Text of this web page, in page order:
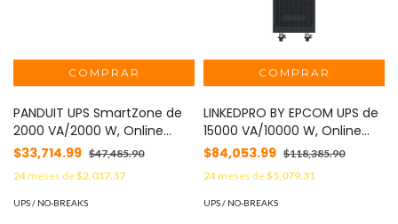
PANDUIT UPS SmartZone de
2000 VA/2000 W, Online
Doble Conversión, Entrada
120 Vca NEMA 5-20P, Onda
Senoidal Pura, 2 UR, Con 6
Tomas NEMA 5-20R, Incluye
$33,714.99 $47,485.90
24meses de$2,037.37
UPS / NO-BREAKS
LINKEDPRO BY EPCOM UPS de
15000 VA/10000 W, Online
Doble Conversión, 3F 200 -
240 Vac de Entrada, 3F 200 -
240 Vac de Salida, Terminal
Hardwired, Onda Senoidal
$84,053.99 $118,385.90
24meses de$5,079.31
UPS / NO-BREAKS